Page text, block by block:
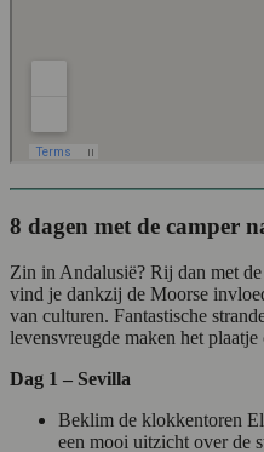
8 dagen met de camper
Zin in Andalusië? Rij dan met
vind je dankzij de Moorse
van culturen. Fantastische
levensvreugde maken het plaatje
Dag 1 – Sevilla
Beklim de klokkentoren
een mooi uitzicht over de